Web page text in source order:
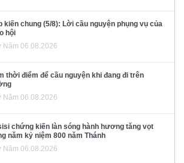
kiến chung (5/8): Lời cầu nguyện phụng vụ của
hội
Năm 06.08.2026
thời điểm để cầu nguyện khi đang đi trên
Năm 06.08.2026
chứng kiến làn sóng hành hương tăng vọt
năm kỷ niệm 800 năm Thánh
Năm 06.08.2026